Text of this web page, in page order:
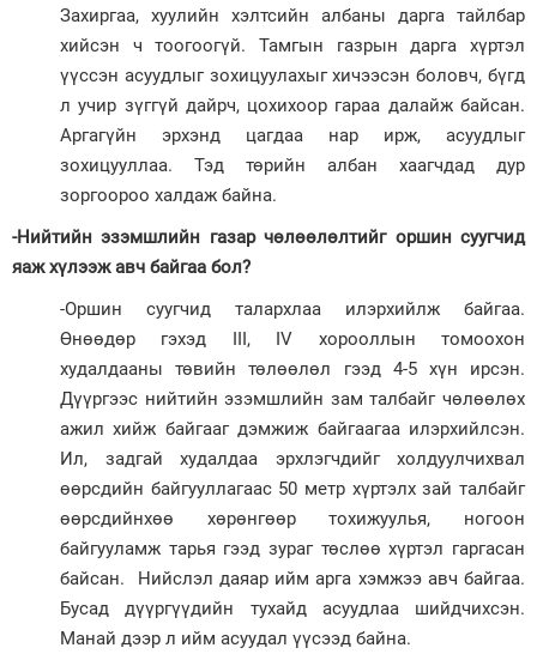
Захиргаа, хуулийн хэлтсийн албаны дарга тайлбар
хийсэн ч тоогоогүй. Тамгын газрын дарга хүртэл
үүссэн асуудлыг зохицуулахыг хичээсэн боловч, бүгд
л учир зүггүй дайрч, цохихоор гараа далайж байсан.
Аргагүйн эрхэнд цагдаа нар ирж, асуудлыг
зохицууллаа. Тэд төрийн албан хаагчдад дур
зоргоороо халдаж байна.
-Нийтийн эзэмшлийн газар чөлөөлөлтийг оршин суугчид
яаж хүлээж авч байгаа бол?
-Оршин суугчид талархлаа илэрхийлж байгаа.
Өнөөдөр гэхэд III, IV хорооллын томоохон
худалдааны төвийн төлөөлөл гээд 4-5 хүн ирсэн.
Дүүргээс нийтийн эзэмшлийн зам талбайг чөлөөлөх
ажил хийж байгааг дэмжиж байгаагаа илэрхийлсэн.
Ил, задгай худалдаа эрхлэгчдийг холдуулчихвал
өөрсдийн байгууллагаас 50 метр хүртэлх зай талбайг
өөрсдийнхөө хөрөнгөөр тохижуулья, ногоон
байгууламж тарья гээд зураг төслөө хүртэл гаргасан
байсан. Нийслэл даяар ийм арга хэмжээ авч байгаа.
Бусад дүүргүүдийн тухайд асуудлаа шийдчихсэн.
Манай дээр л ийм асуудал үүсээд байна.